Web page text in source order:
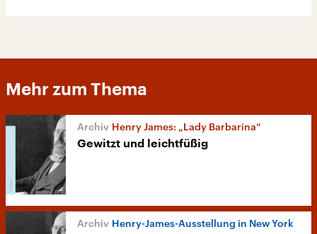
Mehr zum Thema
Henry James: „Lady Barbarina“
Gewitzt und leichtfüßig
Henry-James-Ausstellung in New York